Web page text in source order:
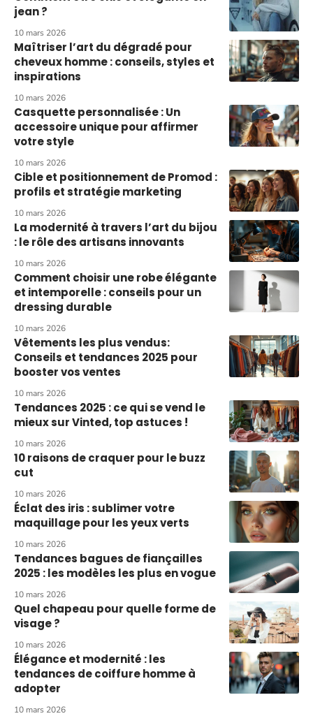
jean ?
10 mars 2026
Maîtriser l’art du dégradé pour
cheveux homme : conseils, styles et
inspirations
10 mars 2026
Casquette personnalisée : Un
accessoire unique pour affirmer
votre style
10 mars 2026
Cible et positionnement de Promod :
profils et stratégie marketing
10 mars 2026
La modernité à travers l’art du bijou
: le rôle des artisans innovants
10 mars 2026
Comment choisir une robe élégante
et intemporelle : conseils pour un
dressing durable
10 mars 2026
Vêtements les plus vendus:
Conseils et tendances 2025 pour
booster vos ventes
10 mars 2026
Tendances 2025 : ce qui se vend le
mieux sur Vinted, top astuces !
10 mars 2026
10 raisons de craquer pour le buzz
cut
10 mars 2026
Éclat des iris : sublimer votre
maquillage pour les yeux verts
10 mars 2026
Tendances bagues de fiançailles
2025 : les modèles les plus en vogue
10 mars 2026
Quel chapeau pour quelle forme de
visage ?
10 mars 2026
Élégance et modernité : les
tendances de coiffure homme à
adopter
10 mars 2026